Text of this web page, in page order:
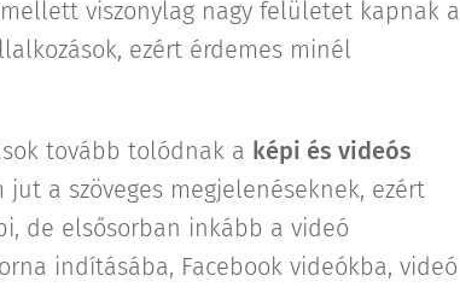
viszonylag nagy felületet kapnak a
ezért érdemes minél
tovább tolódnak a képi és videós
a szöveges megjelenéseknek, ezért
de elsősorban inkább a videó
indításába, Facebook videókba, videó